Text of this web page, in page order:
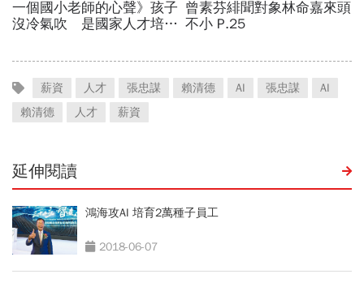
薪資 人才 張忠謀 賴清德 AI 張忠謀
AI
賴清德
人才 薪資
延伸閱讀
鴻海攻AI 培育2萬種子員工
2018-06-07